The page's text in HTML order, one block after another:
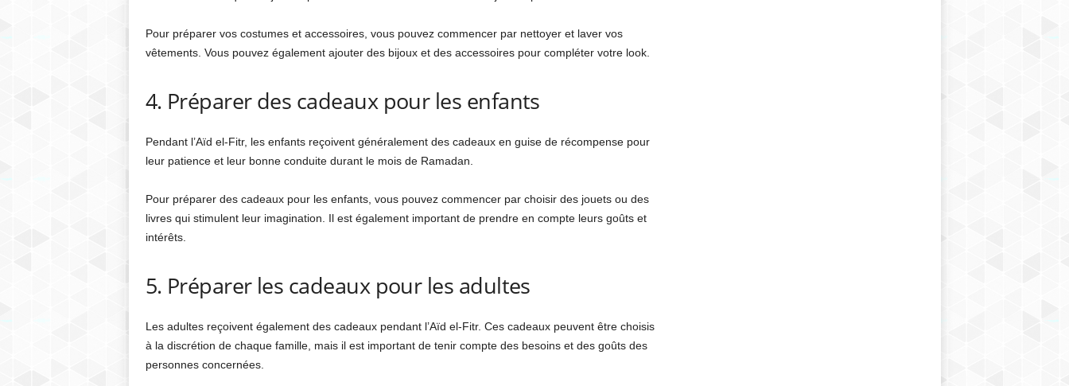
Pour préparer vos costumes et accessoires, vous pouvez commencer par nettoyer et laver vos
vêtements. Vous pouvez également ajouter des bijoux et des accessoires pour compléter votre look.
4. Préparer des cadeaux pour les enfants
Pendant l’Aïd el-Fitr, les enfants reçoivent généralement des cadeaux en guise de récompense pour
leur patience et leur bonne conduite durant le mois de Ramadan.
Pour préparer des cadeaux pour les enfants, vous pouvez commencer par choisir des jouets ou des
livres qui stimulent leur imagination. Il est également important de prendre en compte leurs goûts et
intérêts.
5. Préparer les cadeaux pour les adultes
Les adultes reçoivent également des cadeaux pendant l’Aïd el-Fitr. Ces cadeaux peuvent être choisis
à la discrétion de chaque famille, mais il est important de tenir compte des besoins et des goûts des
personnes concernées.